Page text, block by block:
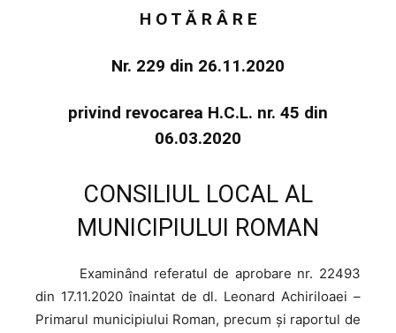
H O T Ă R Â R E
Nr. 229 din 26.11.2020
privind revocarea H.C.L. nr. 45 din
06.03.2020
CONSILIUL LOCAL AL
MUNICIPIULUI ROMAN
Examinând referatul de aprobare nr. 22493
din 17.11.2020 înaintat de dl. Leonard Achiriloaei –
Primarul municipiului Roman, precum și raportul de